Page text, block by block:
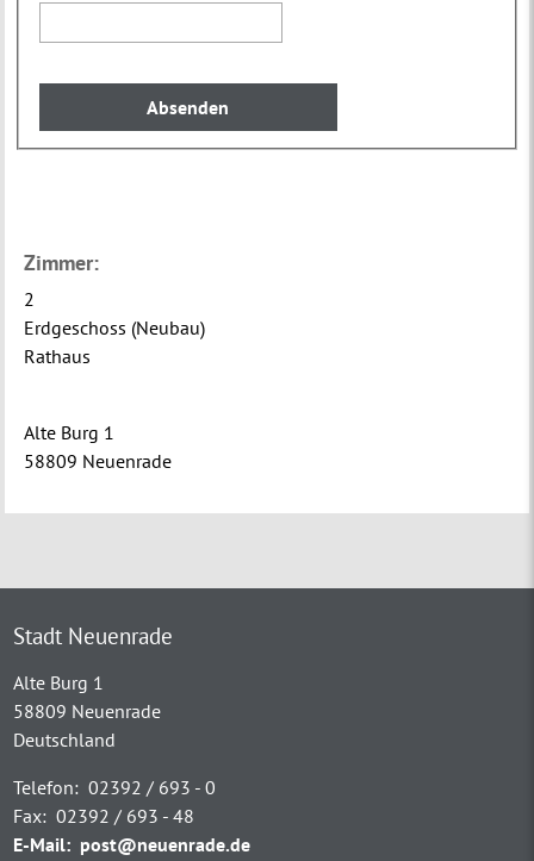
Zimmer:
2
Erdgeschoss (Neubau)
Rathaus
Alte Burg 1
58809 Neuenrade
Stadt Neuenrade
Alte Burg 1
58809 Neuenrade
Deutschland
Telefon: 02392 / 693 - 0
Fax: 02392 / 693 - 48
E-Mail: post@neuenrade.de